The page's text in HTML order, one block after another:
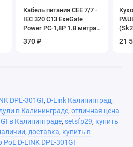
Кабель питания CEE 7/7 -
IEC 320 C13 ExeGate
Power PC-1,8P 1.8 метра
370 ₽ 21
DPE-301GI, D-Link Калининград,
в Калининграде, отличная цена
в Калининграде, setsfp29, купить
, доставка, купить в
D-LINK DPE-301GI